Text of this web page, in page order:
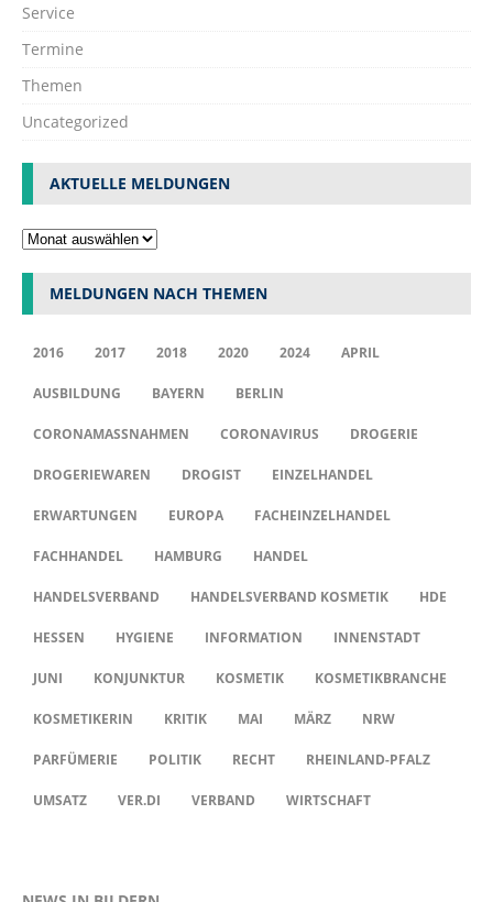
Service
Termine
Themen
Uncategorized
AKTUELLE MELDUNGEN
MELDUNGEN NACH THEMEN
2016 2017 2018 2020 2024 APRIL
AUSBILDUNG BAYERN BERLIN
CORONAMASSNAHMEN CORONAVIRUS DROGERIE
DROGERIEWAREN DROGIST EINZELHANDEL
ERWARTUNGEN EUROPA FACHEINZELHANDEL
FACHHANDEL HAMBURG HANDEL
HANDELSVERBAND HANDELSVERBAND KOSMETIK HDE
HESSEN HYGIENE INFORMATION INNENSTADT
JUNI KONJUNKTUR KOSMETIK KOSMETIKBRANCHE
KOSMETIKERIN KRITIK MAI MÄRZ NRW
PARFÜMERIE POLITIK RECHT RHEINLAND-PFALZ
UMSATZ VER.DI VERBAND WIRTSCHAFT